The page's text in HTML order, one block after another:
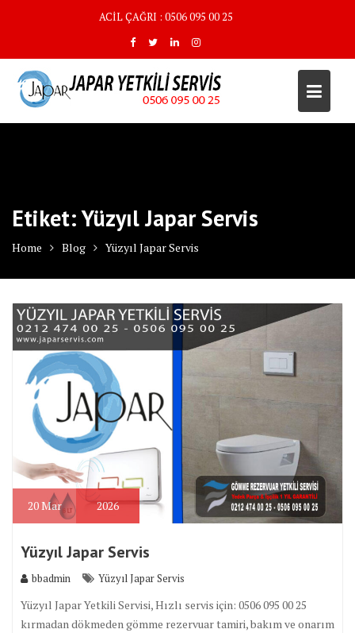
ACİL ÇAĞRI : 0506 095 00 25
Etiket:Yüzyıl Japar Servis
Home Blog Yüzyıl Japar Servis
20Mar 2026
Yüzyıl Japar Servis
bbadmin Yüzyıl Japar Servis
Yüzyıl Japar Yetkili Servisi, Hızlı servis için: 0506 095 00 25
kırmadan dökmeden gömme rezervuar tamiri, bakım ve onarım